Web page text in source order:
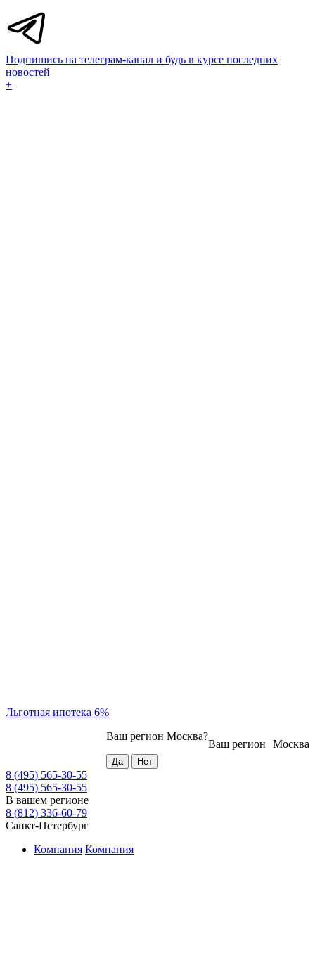
Подпишись на телеграм-канал и будь в курсе последних
новостей
+
Льготная ипотека 6%
Москва
Ваш регион
Ваш регион Москва?
8 (495) 565-30-55
8 (495) 565-30-55
В вашем регионе
8 (812) 336-60-79
Санкт-Петербург
Компания Компания